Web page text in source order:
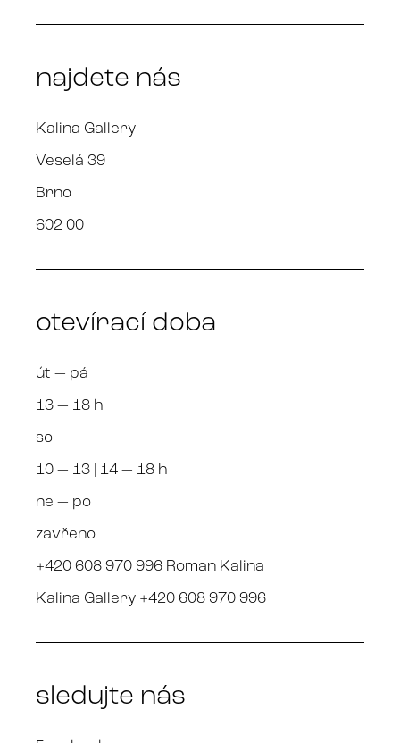
najdete nás
Kalina Gallery
Veselá 39
Brno
602 00
otevírací doba
út — pá
13 — 18 h
so
10 — 13 | 14 — 18 h
ne — po
zavřeno
+420 608 970 996 Roman Kalina
Kalina Gallery +420 608 970 996
sledujte nás